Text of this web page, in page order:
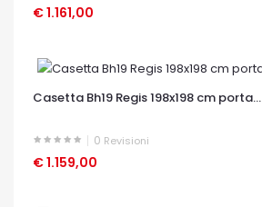
€ 1.161,00
OCCHIATA VELOCE
Casetta Bh19 Regis 198x198 cm porta...
0 Revisioni
€ 1.159,00